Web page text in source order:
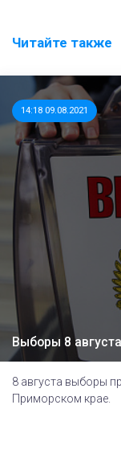
Читайте также
14:18 09.08.2021
Выборы 8
8 августа выборы
Приморском крае.